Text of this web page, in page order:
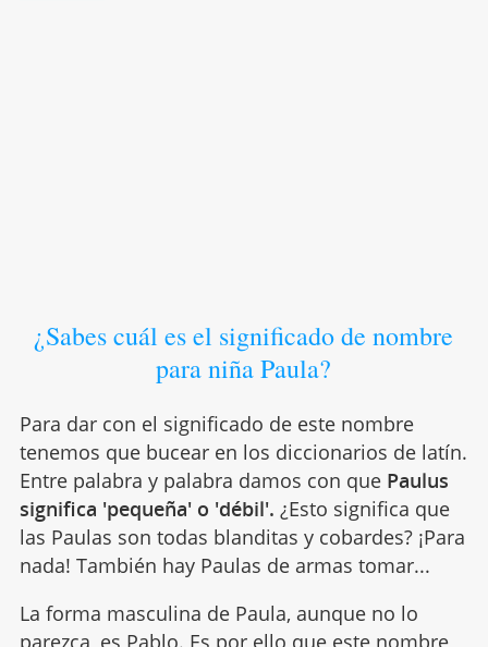
¿Sabes cuál es el significado de nombre
para niña Paula?
Para dar con el significado de este nombre
tenemos que bucear en los diccionarios de latín.
Entre palabra y palabra damos con quePaulus
significa 'pequeña' o 'débil'. ¿Esto significa que
las Paulas son todas blanditas y cobardes? ¡Para
nada! También hay Paulas de armas tomar...
La forma masculina de Paula, aunque no lo
parezca, es Pablo. Es por ello que este nombre